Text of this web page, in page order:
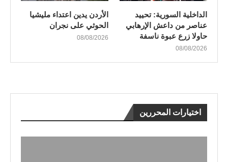
الداخلية السورية: تحييد
عناصر من داعش الإرهابي
حاولا زرع عبوة ناسفة
08/08/2026
الأردن يدين اعتداء مليشيا
الحوثي على نجران
08/08/2026
اختيارات المحررين